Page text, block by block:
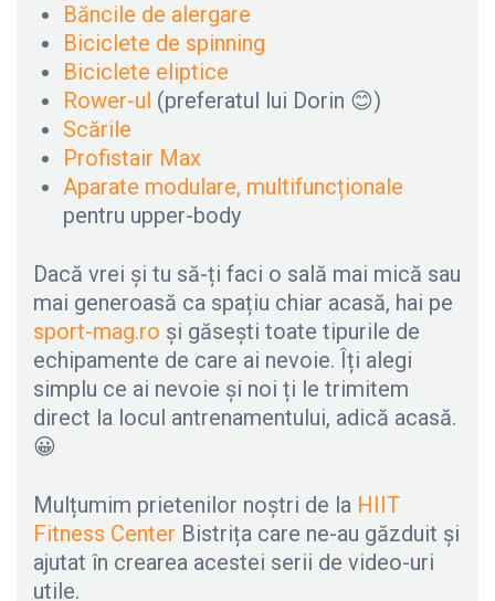
Băncile de alergare
Biciclete de spinning
Biciclete eliptice
Rower-ul (preferatul lui Dorin 😊)
Scările
Profistair Max
Aparate modulare, multifuncționale
pentru upper-body
Dacă vrei și tu să-ți faci o sală mai mică sau
mai generoasă ca spațiu chiar acasă, hai pe
sport-mag.ro și găsești toate tipurile de
echipamente de care ai nevoie. Îți alegi
simplu ce ai nevoie și noi ți le trimitem
direct la locul antrenamentului, adică acasă.
😀
Mulțumim prietenilor noștri de la HIIT
Fitness Center Bistrița care ne-au găzduit și
ajutat în crearea acestei serii de video-uri
utile.